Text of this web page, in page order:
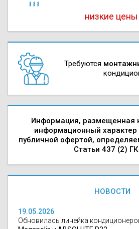
низкие
Требуются
Информация, размещенная
информационный характер
публичной офертой,
Статьи 437 (2)
НОВОСТИ
19.05.2026
Обновилась линейка